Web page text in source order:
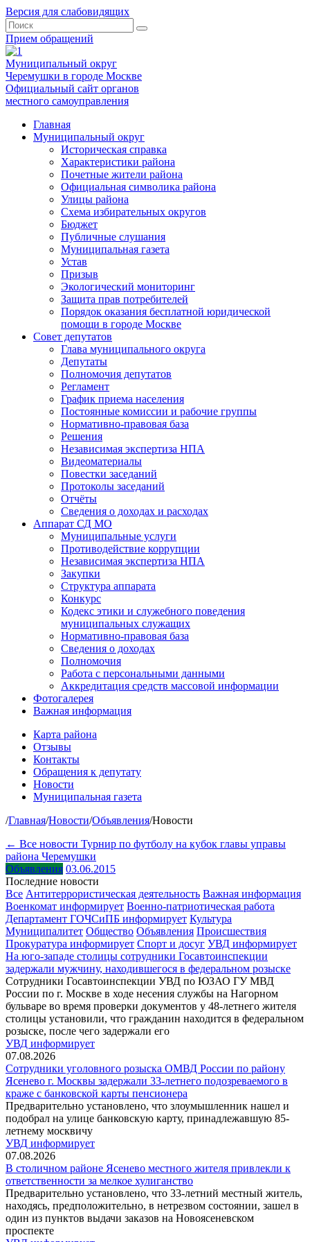
Версия для слабовидящих
Прием обращений
Муниципальный округ
Черемушки в городе Москве
Официальный сайт органов
местного самоуправления
Главная
Муниципальный округ
Историческая справка
Характеристики района
Почетные жители района
Официальная символика района
Улицы района
Схема избирательных округов
Бюджет
Публичные слушания
Муниципальная газета
Устав
Призыв
Экологический мониторинг
Защита прав потребителей
Порядок оказания бесплатной юридической
помощи в городе Москве
Совет депутатов
Глава муниципального округа
Депутаты
Полномочия депутатов
Регламент
График приема населения
Постоянные комиссии и рабочие группы
Нормативно-правовая база
Решения
Независимая экспертиза НПА
Видеоматериалы
Повестки заседаний
Протоколы заседаний
Отчёты
Сведения о доходах и расходах
Аппарат СД МО
Муниципальные услуги
Противодействие коррупции
Независимая экспертиза НПА
Закупки
Структура аппарата
Конкурс
Кодекс этики и служебного поведения
муниципальных служащих
Нормативно-правовая база
Сведения о доходах
Полномочия
Работа с персональными данными
Аккредитация средств массовой информации
Фотогалерея
Важная информация
Карта района
Отзывы
Контакты
Обращения к депутату
Новости
Муниципальная газета
/Главная/Новости/Объявления/Новости
← Все новости Турнир по футболу на кубок главы управы
района Черемушки
Объявления 03.06.2015
Последние новости
Все Антитеррористическая деятельность Важная информация
Военкомат информирует Военно-патриотическая работа
Департамент ГОЧСиПБ информирует Культура
Муниципалитет Общество Объявления Происшествия
Прокуратура информирует Спорт и досуг УВД информирует
На юго-западе столицы сотрудники Госавтоинспекции
задержали мужчину, находившегося в федеральном розыске
Сотрудники Госавтоинспекции УВД по ЮЗАО ГУ МВД
России по г. Москве в ходе несения службы на Нагорном
бульваре во время проверки документов у 48-летнего жителя
столицы установили, что гражданин находится в федеральном
розыске, после чего задержали его
УВД информирует
07.08.2026
Сотрудники уголовного розыска ОМВД России по району
Ясенево г. Москвы задержали 33-летнего подозреваемого в
краже с банковской карты пенсионера
Предварительно установлено, что злоумышленник нашел и
подобрал на улице банковскую карту, принадлежавшую 85-
летнему москвичу
УВД информирует
07.08.2026
В столичном районе Ясенево местного жителя привлекли к
ответственности за мелкое хулиганство
Предварительно установлено, что 33-летний местный житель,
находясь, предположительно, в нетрезвом состоянии, зашел в
один из пунктов выдачи заказов на Новоясеневском
проспекте